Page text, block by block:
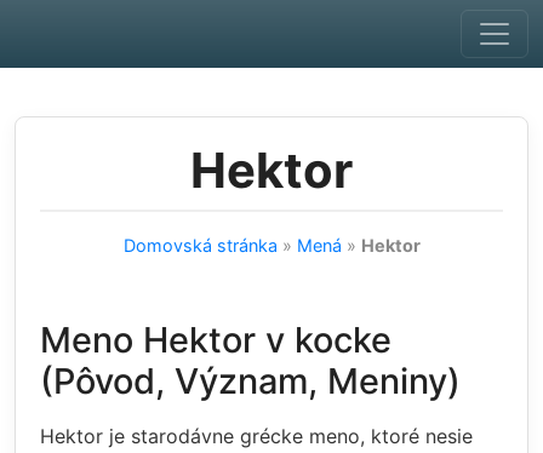
Hektor
Domovská stránka » Mená » Hektor
Meno Hektor v kocke
(Pôvod, Význam, Meniny)
Hektor je starodávne grécke meno, ktoré nesie